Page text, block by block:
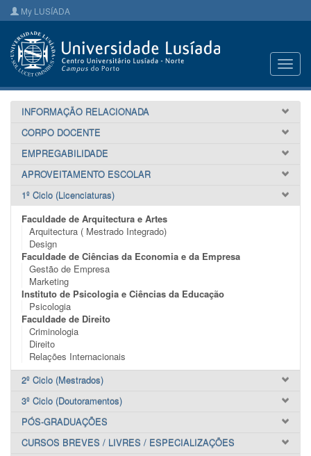
My LUSÍADA
INFORMAÇÃO RELACIONADA
CORPO DOCENTE
EMPREGABILIDADE
APROVEITAMENTO ESCOLAR
1º Ciclo (Licenciaturas)
Faculdade de Arquitectura e Artes
Arquitectura ( Mestrado Integrado)
Design
Faculdade de Ciências da Economia e da Empresa
Gestão de Empresa
Marketing
Instituto de Psicologia e Ciências da Educação
Psicologia
Faculdade de Direito
Criminologia
Direito
Relações Internacionais
2º Ciclo (Mestrados)
3º Ciclo (Doutoramentos)
PÓS-GRADUAÇÕES
CURSOS BREVES / LIVRES / ESPECIALIZAÇÕES